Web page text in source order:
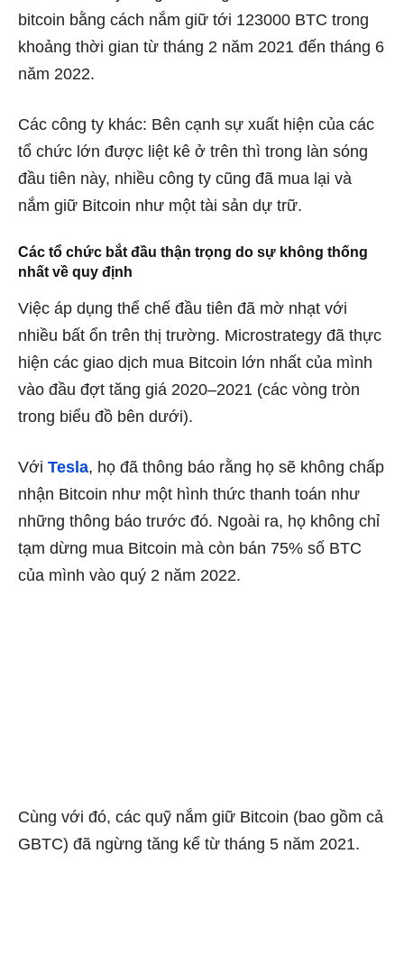
bitcoin bằng cách nắm giữ tới 123000 BTC trong
khoảng thời gian từ tháng 2 năm 2021 đến tháng 6
năm 2022.
Các công ty khác: Bên cạnh sự xuất hiện của các
tổ chức lớn được liệt kê ở trên thì trong làn sóng
đầu tiên này, nhiều công ty cũng đã mua lại và
nắm giữ Bitcoin như một tài sản dự trữ.
Các tổ chức bắt đầu thận trọng do sự không thống
nhất về quy định
Việc áp dụng thể chế đầu tiên đã mờ nhạt với
nhiều bất ổn trên thị trường. Microstrategy đã thực
hiện các giao dịch mua Bitcoin lớn nhất của mình
vào đầu đợt tăng giá 2020–2021 (các vòng tròn
trong biểu đồ bên dưới).
Với Tesla, họ đã thông báo rằng họ sẽ không chấp
nhận Bitcoin như một hình thức thanh toán như
những thông báo trước đó. Ngoài ra, họ không chỉ
tạm dừng mua Bitcoin mà còn bán 75% số BTC
của mình vào quý 2 năm 2022.
Cùng với đó, các quỹ nắm giữ Bitcoin (bao gồm cả
GBTC) đã ngừng tăng kể từ tháng 5 năm 2021.